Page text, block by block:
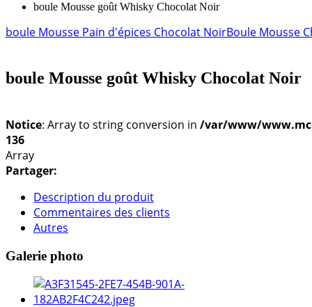
boule Mousse goût Whisky Chocolat Noir
boule Mousse Pain d'épices Chocolat NoirBoule Mousse
boule Mousse goût Whisky Chocolat Noir
Notice: Array to string conversion in /var/www/
136
Array
Partager:
Description du produit
Commentaires des clients
Autres
Galerie photo